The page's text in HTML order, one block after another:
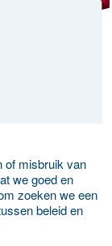
of misbruik van
we goed en
zoeken we een
beleid en